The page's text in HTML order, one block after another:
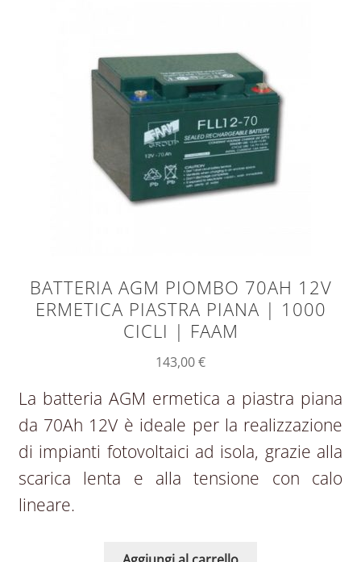
BATTERIA AGM PIOMBO 70AH 12V
ERMETICA PIASTRA PIANA | 1000
CICLI | FAAM
143,00€
La batteria AGM ermetica a piastra piana
da 70Ah 12V è ideale per la realizzazione
di impianti fotovoltaici ad isola, grazie alla
scarica lenta e alla tensione con calo
lineare.